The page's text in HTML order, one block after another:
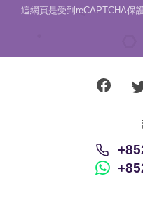
這網頁是受到reCAPTCHA保